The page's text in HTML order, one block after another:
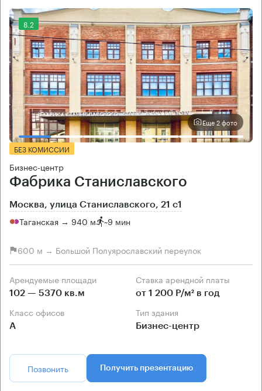
8.2
Еще 2 фото
БЕЗ КОМИССИИ
Бизнес-центр
Фабрика Станиславского
Москва, улица Станиславского, 21 с1
Таганская → 940 м ~9 мин
600 м → Большой Полуярославский переулок
Арендуемые площади
102 — 5370 кв.м
Ставка арендной платы
от 1 200 Р/м² в год
Класс офисов
А
Тип здания
Бизнес-центр
Позвонить Получить презентацию